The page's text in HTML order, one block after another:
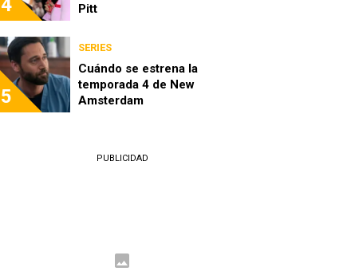
4 Pitt
5
SERIES
Cuándo se estrena la
temporada 4 de New
Amsterdam
PUBLICIDAD